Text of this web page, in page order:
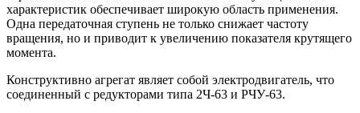
характеристик обеспечивает широкую область применения.
Одна передаточная ступень не только снижает частоту
вращения, но и приводит к увеличению показателя крутящего
момента.
Конструктивно агрегат являет собой электродвигатель, что
соединенный с редукторами типа 2Ч-63 и РЧУ-63.